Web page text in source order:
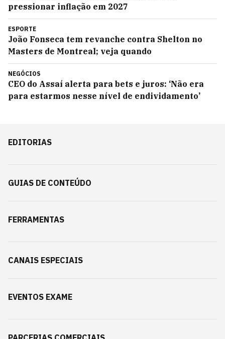
pressionar inflação em 2027
ESPORTE
João Fonseca tem revanche contra Shelton no
Masters de Montreal; veja quando
NEGÓCIOS
CEO do Assaí alerta para bets e juros: ‘Não era
para estarmos nesse nível de endividamento’
EDITORIAS
GUIAS DE CONTEÚDO
FERRAMENTAS
CANAIS ESPECIAIS
EVENTOS EXAME